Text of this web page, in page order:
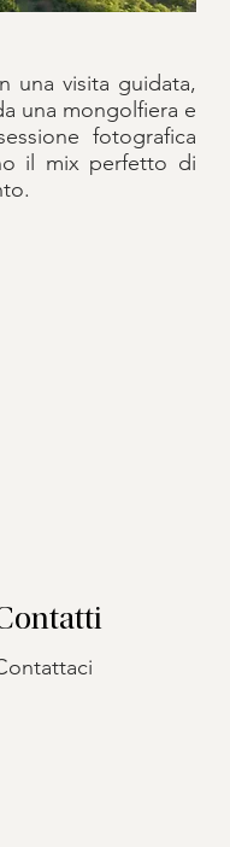
una visita guidata,
una mongolfiera e
fotografica
il mix perfetto di